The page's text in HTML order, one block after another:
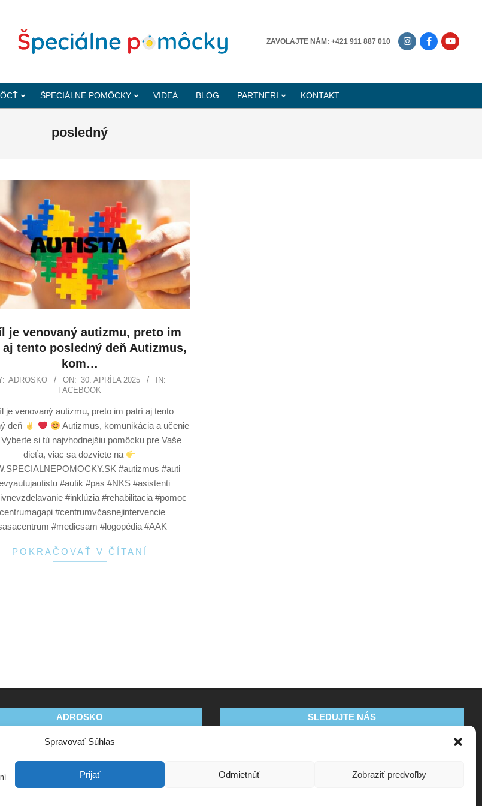
Spravovať Súhlas
Prijať Odmietnúť Zobraziť predvoľby
ZAVOLAJTE NÁM: +421 911 887 010
ŠPECIÁLNE POMÔCKY VIDEÁ BLOG PARTNERI KONTAKT
posledný
je venovaný autizmu, preto im
tento posledný deň Autizmus,
kom…
ADROSKO ON: 30. APRÍLA 2025
IN:
FACEBOOK
je venovaný autizmu, preto im patrí aj tento
deň
Autizmus, komunikácia a učenie
Vyberte si tú najvhodnejšiu pomôcku pre Vaše
dieťa, viac sa dozviete na
#autizmus #auti
#autik #pas #NKS #asistenti
#inklúzia #rehabilitacia #pomoc
#centrumvčasnejintervencie
#medicsam #logopédia #AAK
POKRAČOVAŤ V ČÍTANÍ
ADROSKO
Ochrana osobných údajov
(EU)
SLEDUJTE NÁS